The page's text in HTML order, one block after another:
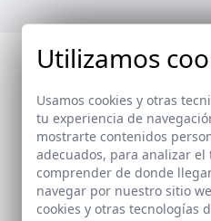
Utilizamos
Usamos cookies y otras
tu experiencia de
mostrarte contenidos
adecuados, para analizar
comprender de donde
navegar por nuestro sitio
cookies y otras tecnologías